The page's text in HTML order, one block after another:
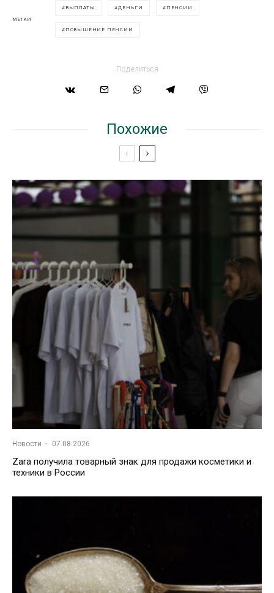
МЕТКИ
ВЫПЛАТЫ ДЕНЬГИ ПЕНСИИ
ПОВЫШЕНИЕ ПЕНСИИ
Поделиться
Похожие
Новости · 07.08.2026
Zara получила товарный знак для продажи косметики и
техники в России